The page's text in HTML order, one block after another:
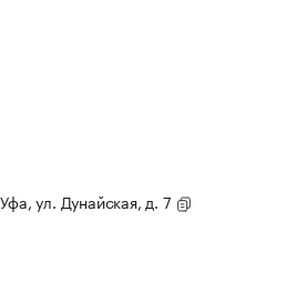
ул. Дунайская, д. 7